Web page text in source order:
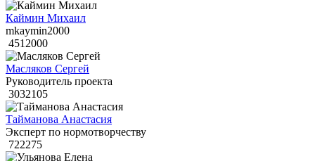
Каймин Михаил
mkaymin2000
4512000
Масляков Сергей
Руководитель проекта
3032105
Тайманова Анастасия
Эксперт по нормотворчеству
722275